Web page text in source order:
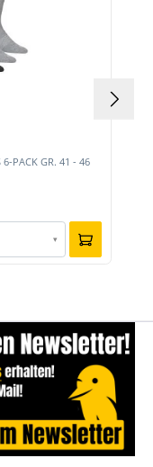
6-PACK GR. 41 - 46
▾